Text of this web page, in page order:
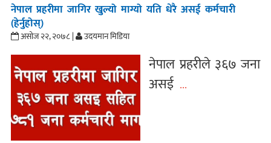
नेपाल प्रहरीमा जागिर खुल्यो माग्यो यति धेरै असई कर्मचारी
(हेर्नुहोस्)
असोज २२, २०७८ | उदयमान मिडिया
नेपाल प्रहरीले ३६७ जना
असई ...